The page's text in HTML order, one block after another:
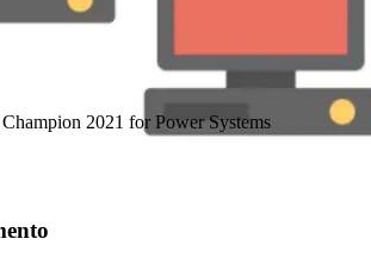
2021 for Power Systems